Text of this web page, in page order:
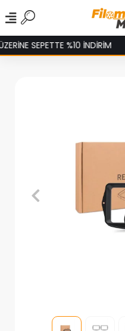
SEPETTE %10 İNDİRİM